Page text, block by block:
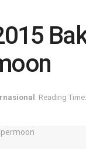
Reading